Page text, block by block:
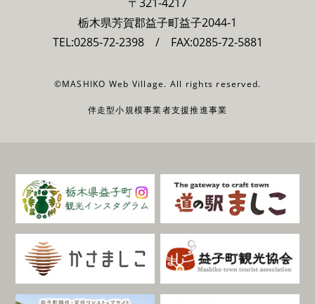
栃木県芳賀郡益子町益子2044-1
TEL:0285-72-2398/ FAX:0285-72-5881
©MASHIKO Web Village. All rights reserved.
伴走型小規模事業者支援推進事業